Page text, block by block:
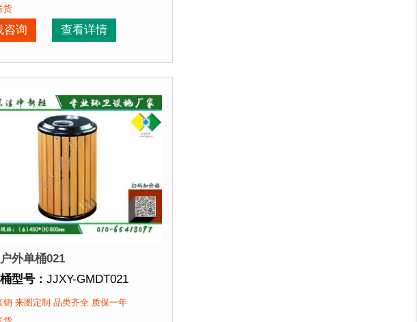
材质：
周期：
3-7天 厂家直销 来图定制
货
咨询 查看详情
外单桶021
型号：JJXY-GMDT021
规格：直径450mm 高800mm
销 来图定制 品类齐全 质保一年